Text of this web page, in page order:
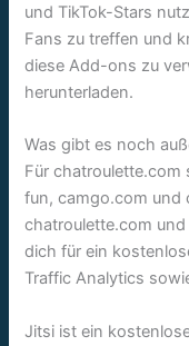
und TikTok-Stars
Fans zu treffen und
diese Add-ons zu
herunterladen.
Was gibt es noch
Für chatroulette.com
fun, camgo.com und
chatroulette.com
dich für ein
Traffic Analytics
Jitsi ist ein